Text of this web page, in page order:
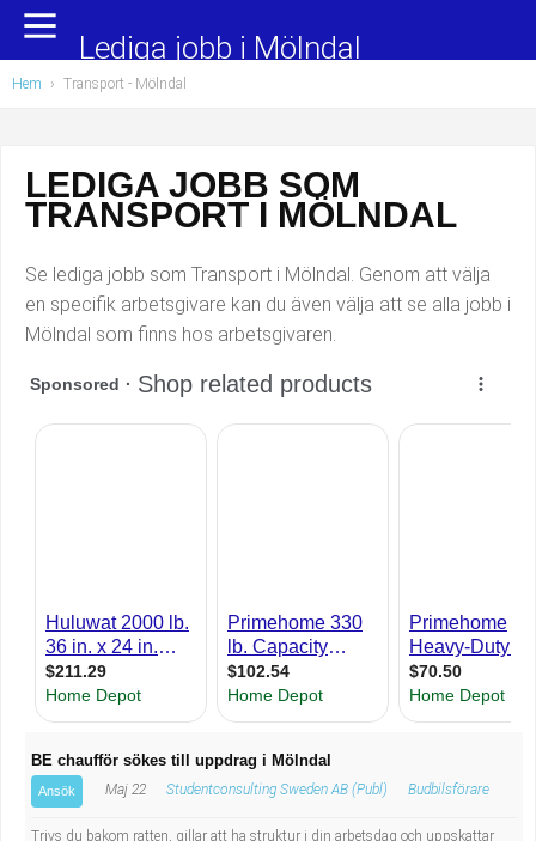
Yrkesområden
Administration, ekonomi, juridik
Chefer och verksamhetsledare
Data/IT
Försäljning, inköp, marknadsföring
Hantverksyrken
Hotell, restaurang, storhushåll
Installation, drift, underhåll
Kropps- och skönhetsvård
Militärt arbete
Populära jobb
Undersköterska, hemtjänst och äldreboende
Barnskötare
Lärare i förskola/Förskollärare
Lagerarbetare
Bussförare/Busschaufför
Tandsköterska
Budbilsförare
Lärare i fritidshem/Fritidspedagog
Lediga jobb i Mölndal
Hem › Transport - Mölndal
LEDIGA JOBB SOM
TRANSPORT I MÖLNDAL
Se lediga jobb som Transport i Mölndal. Genom att välja
en specifik arbetsgivare kan du även välja att se alla jobb i
Mölndal som finns hos arbetsgivaren.
BE chaufför sökes till uppdrag i Mölndal
Ansök Maj 22 Studentconsulting Sweden AB (Publ) Budbilsförare
Trivs du bakom ratten, gillar att ha struktur i din arbetsdag och uppskattar